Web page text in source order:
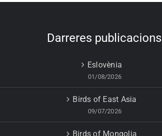
Darreres publicacions
Eslovènia
01/08/2026
Birds of East Asia
09/07/2026
Birds of Mongolia